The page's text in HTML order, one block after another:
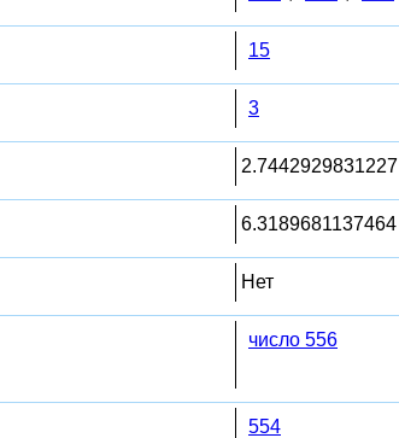
15
3
2.7442929831227
6.3189681137464
Нет
число 556
554